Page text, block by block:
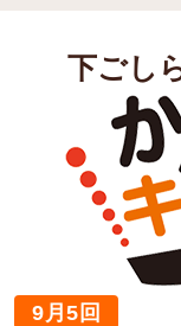
下ごし
9月5回